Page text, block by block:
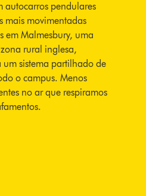
autocarros pendulares
mais movimentadas
em Malmesbury, uma
rural inglesa,
um sistema partilhado de
o campus. Menos
no ar que respiramos